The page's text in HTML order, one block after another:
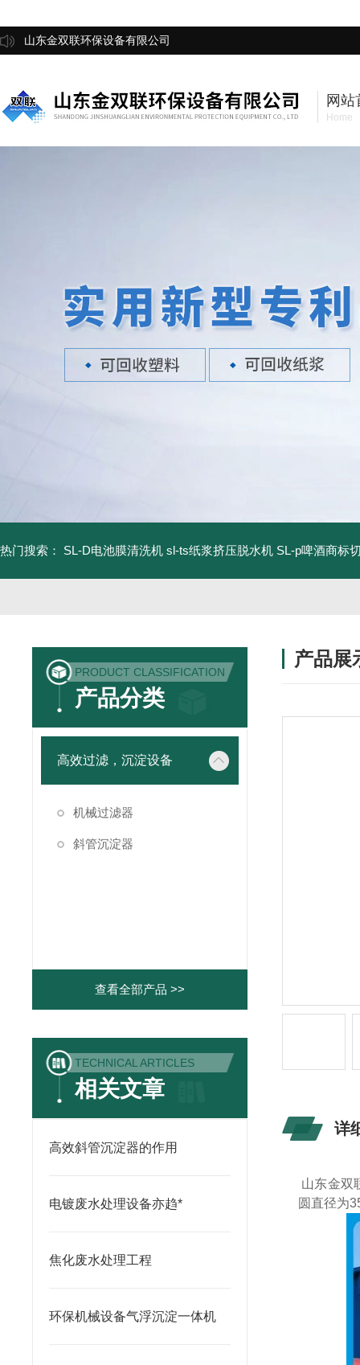
山东金双联环保设备有限公司
网站
Home
热门搜索： SL-D电池膜清洗机 sl-ts纸浆挤压脱水机 SL-p啤酒商标
PRODUCT CLASSIFICATION
产品分类
高效过滤，沉淀设备
机械过滤器
斜管沉淀器
查看全部产品 >>
TECHNICAL ARTICLES
相关文章
高效斜管沉淀器的作用
电镀废水处理设备亦趋*
焦化废水处理工程
环保机械设备气浮沉淀一体机
产品展
详
山东金双
圆直径为